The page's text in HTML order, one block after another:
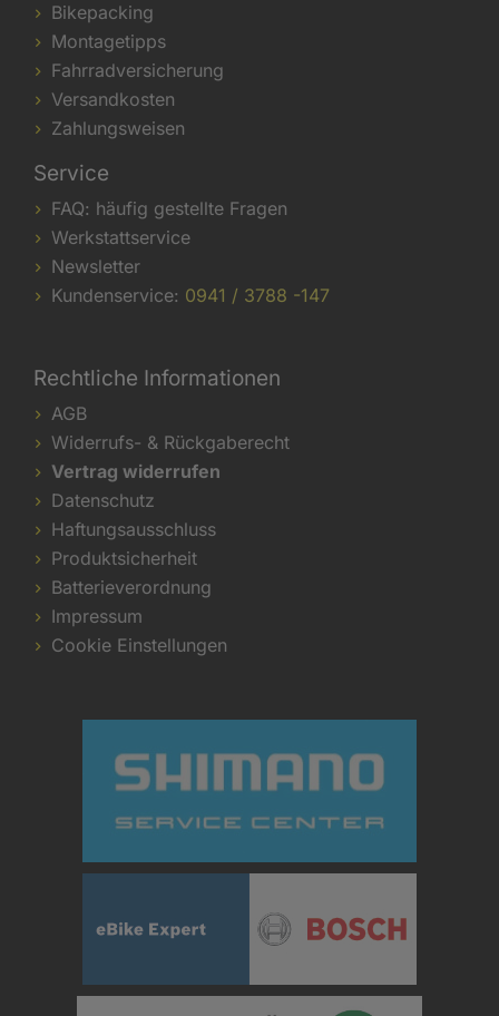
Bikepacking
Montagetipps
Fahrradversicherung
Versandkosten
Zahlungsweisen
Service
FAQ: häufig gestellte Fragen
Werkstattservice
Newsletter
Kundenservice: 0941 / 3788 -147
Rechtliche Informationen
AGB
Widerrufs- & Rückgaberecht
Vertrag widerrufen
Datenschutz
Haftungsausschluss
Produktsicherheit
Batterieverordnung
Impressum
Cookie Einstellungen